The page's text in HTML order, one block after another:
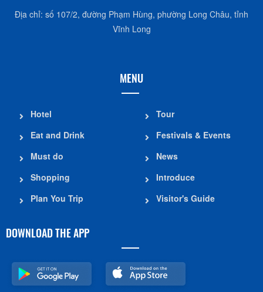
Địa chỉ: số 107/2, đường Phạm Hùng, phường Long Châu, tỉnh
Vĩnh Long
MENU
Hotel
Eat and Drink
Must do
Shopping
Plan You Trip
Tour
Festivals & Events
News
Introduce
Visitor's Guide
DOWNLOAD THE APP